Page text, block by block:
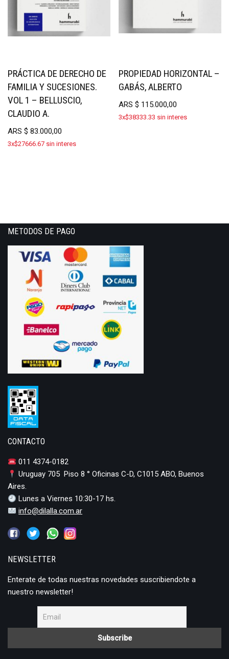
PRÁCTICA DE DERECHO DE
FAMILIA Y SUCESIONES.
VOL 1 – BELLUSCIO,
CLAUDIO A.
ARS $ 83.000,00
3x$27666.67 sin interes
PROPIEDAD HORIZONTAL –
GABÁS, ALBERTO
ARS$ 115.000,00
3x$38333.33 sin interes
METODOS DE PAGO
CONTACTO
011 4374-0182
Uruguay 705 Piso 8 ° Oficinas C-D, C1015 ABO, Buenos
Aires.
Lunes a Viernes 10:30-17 hs.
info@dilalla.com.ar
NEWSLETTER
Enterate de todas nuestras novedades suscribiendote a
nuestro newsletter!